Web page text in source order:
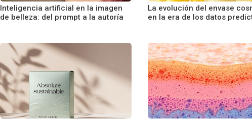
Inteligencia artificial en la imagen
de belleza: del prompt a la autoría
La evolución del envase
en la era de los datos